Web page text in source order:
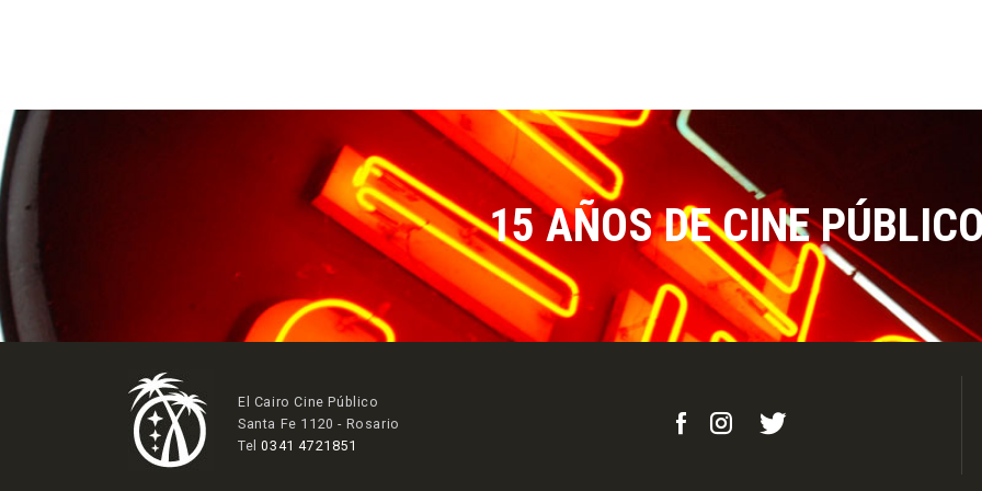
15 AÑOS DE CINE
El Cairo Cine Público
Santa Fe 1120 - Rosario
Tel0341 4721851